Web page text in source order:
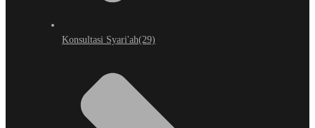
Konsultasi Syari'ah(29)